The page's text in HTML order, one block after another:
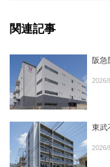
関連記事
阪急
2026/
東武
2026/